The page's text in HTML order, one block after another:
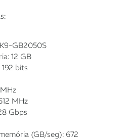
GB2050S
12 GB
bits
MHz
Gbps
(GB/seg): 672